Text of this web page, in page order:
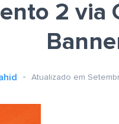
2 via
Atualizado em